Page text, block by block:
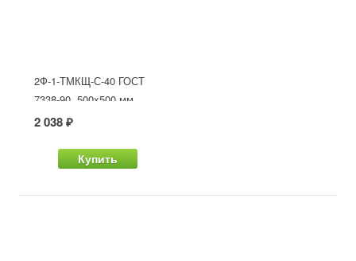
2Ф-1-ТМКЩ-С-40 ГОСТ
7338-90, 500x500 мм
2 038 ₽
Купить